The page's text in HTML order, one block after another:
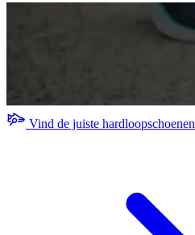
Vind de juiste hardloopschoenen